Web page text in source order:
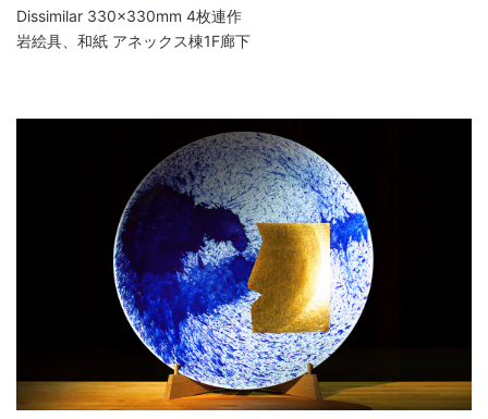
Dissimilar 330×330mm 4枚連作
岩絵具、和紙 アネックス棟1F廊下